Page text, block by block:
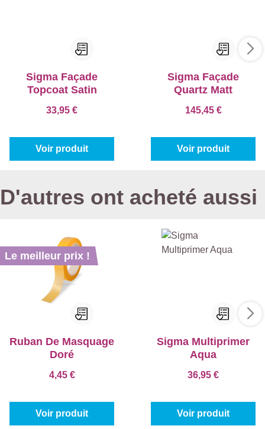
Sigma Façade
Topcoat Satin
33,95 €
Voir produit
Sigma Façade
Quartz Matt
145,45 €
Voir produit
D'autres ont acheté aussi
Le meilleur prix !
Ruban De Masquage
Doré
4,45 €
Voir produit
Sigma Multiprimer
Aqua
36,95 €
Voir produit